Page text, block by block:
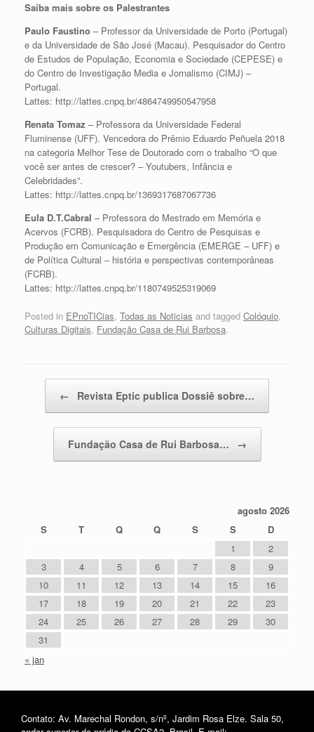
Saiba mais sobre os Palestrantes
Paulo Faustino – Professor da Universidade de Porto (Portugal)
e da Universidade de São José (Macau). Pesquisador do Centro
de Estudos de População, Economia e Sociedade (CEPESE) e
do Centro de Investigação Media e Jornalismo (CIMJ) –
Portugal.
Lattes: http://lattes.cnpq.br/4864749950547958
Renata Tomaz – Professora da Universidade Federal
Fluminense (UFF). Vencedora do Prêmio Eduardo Peñuela 2018
na categoria Melhor Tese de Doutorado com o trabalho “O que
você ser antes de crescer? – Youtubers, Infância e
Celebridades”.
Lattes: http://lattes.cnpq.br/1369317687067736
Eula D.T.Cabral – Professora do Mestrado em Memória e
Acervos (FCRB). Pesquisadora do Centro de Pesquisas e
Produção em Comunicação e Emergência (EMERGE – UFF) e
de Política Cultural – história e perspectivas contemporâneas
(FCRB).
Lattes: http://lattes.cnpq.br/1180749525319069
Posted in EPnoTICias, Todas as Noticias and tagged Colóquio,
Culturas Digitais, Fundação Casa de Rui Barbosa.
← Revista Eptic publica Dossiê sobre…
Fundação Casa de Rui Barbosa… →
agosto 2026
S
T Q Q S S
D
1
2
3
4 5 6 7 8
9
10
11 12 13 14 15
16
17
18 19 20 21 22
23
24
25 26 27 28 29
30
31
« jan
Contato: Av. Marechal Rondon, s/nº, Jardim Rosa Elze. Sala 50,